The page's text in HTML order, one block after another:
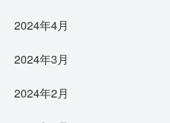
2024年4月
2024年3月
2024年2月